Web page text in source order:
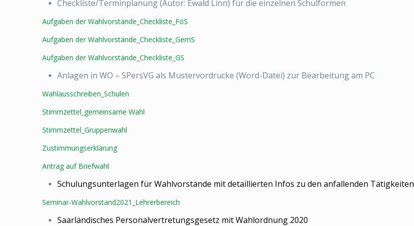
Checkliste/Terminplanung (Autor: Ewald Linn) für die einzelnen Schulformen
Aufgaben der Wahlvorstände_Checkliste_FöS
Aufgaben der Wahlvorstände_Checkliste_GemS
Aufgaben der Wahlvorstände_Checkliste_GS
Anlagen in WO – SPersVG als Mustervordrucke (Word-Datei) zur Bearbeitung am PC
Wahlausschreiben_Schulen
Stimmzettel_gemeinsame Wahl
Stimmzettel_Gruppenwahl
Zustimmungserklärung
Antrag auf Briefwahl
Schulungsunterlagen für Wahlvorstände mit detaillierten Infos zu den anfallenden Tätigkeiten
Seminar-Wahlvorstand2021_Lehrerbereich
Saarländisches Personalvertretungsgesetz mit Wahlordnung 2020